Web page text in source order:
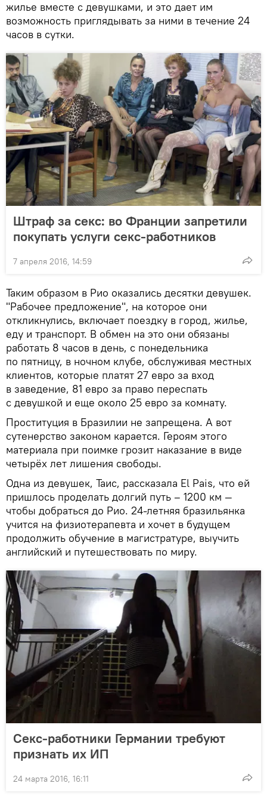
жилье вместе с девушками, и это дает им
возможность приглядывать за ними в течение 24
часов в сутки.
Штраф за секс: во Франции запретили
покупать услуги секс-работников
7 апреля 2016, 14:59
Таким образом в Рио оказались десятки девушек.
"Рабочее предложение", на которое они
откликнулись, включает поездку в город, жилье,
еду и транспорт. В обмен на это они обязаны
работать 8 часов в день, с понедельника
по пятницу, в ночном клубе, обслуживая местных
клиентов, которые платят 27 евро за вход
в заведение, 81 евро за право переспать
с девушкой и еще около 25 евро за комнату.
Проституция в Бразилии не запрещена. А вот
сутенерство законом карается. Героям этого
материала при поимке грозит наказание в виде
четырёх лет лишения свободы.
Одна из девушек, Таис, рассказала El Pais, что ей
пришлось проделать долгий путь – 1200 км —
чтобы добраться до Рио. 24-летняя бразильянка
учится на физиотерапевта и хочет в будущем
продолжить обучение в магистратуре, выучить
английский и путешествовать по миру.
Секс-работники Германии требуют
признать их ИП
24 марта 2016, 16:11